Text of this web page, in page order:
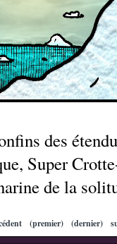
des
Super
de la
(premier) (dernier)